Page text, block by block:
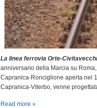
La linea ferrovia Orte-
anniversario della Marcia su
Capranica-Ronciglione aperta nel
Capranica-Viterbo, venne
Read more »